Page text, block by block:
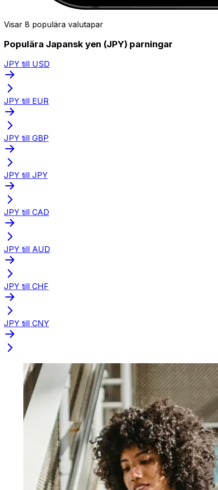
Visar 8 populära valutapar
Populära Japansk yen (JPY) parningar
JPY till USD
JPY till EUR
JPY till GBP
JPY till JPY
JPY till CAD
JPY till AUD
JPY till CHF
JPY till CNY